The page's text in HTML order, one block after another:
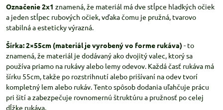
Označenie 2x1 znamená, že materiál má dve stĺpce hladkých očiek
a jeden stĺpec rubových očiek, vďaka čomu je pružná, tvarovo
stabilná a esteticky výrazná.
Šírka: 2×55cm (materiál je vyrobený vo forme rukáva) - to
znamená, že materiál je dodávaný ako dvojitý valec, ktorý sa
používa priamo na rukávy alebo lemy odevov. Každá časť rukáva má
šírku 55cm, takže po rozstrihnutí alebo prišívaní na odev tvorí
kompletný lem alebo rukáv. Tento spôsob dodania uľahčuje prácu
pri šití a zabezpečuje rovnomernú štruktúru a pružnosť po celej
dĺžke rukáva.